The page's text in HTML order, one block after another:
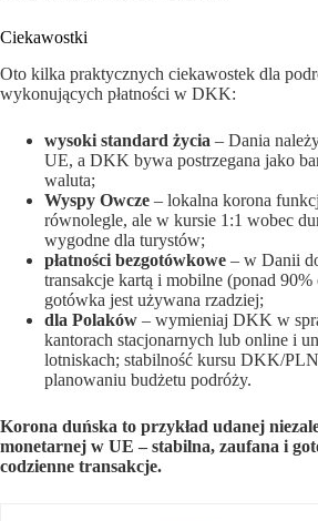
Ciekawostki
Oto kilka praktycznych ciekawostek dla
wykonujących płatności w DKK:
wysoki standard życia – Dania
UE, a DKK bywa postrzegana jako
waluta;
Wyspy Owcze – lokalna korona
równolegle, ale w kursie 1:1 wobec
wygodne dla turystów;
płatności bezgotówkowe – w Danii
transakcje kartą i mobilne (ponad 90%
gotówka jest używana rzadziej;
dla Polaków – wymieniaj DKK w
kantorach stacjonarnych lub online i
lotniskach; stabilność kursu DKK/
planowaniu budżetu podróży.
Korona duńska to przykład udanej
monetarnej w UE – stabilna, zaufana i
codzienne transakcje.